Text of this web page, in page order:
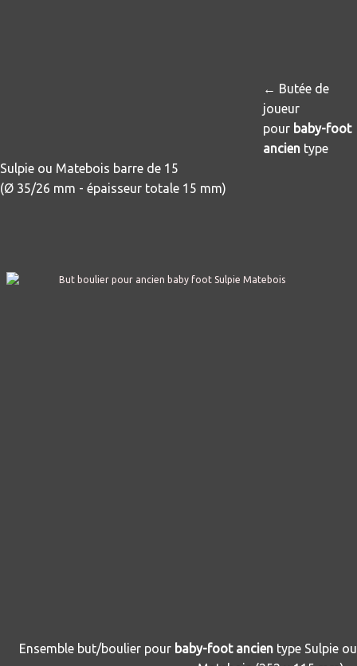
← Butée de
joueur
pour baby-foot
ancien type
Sulpie ou Matebois barre de 15
(Ø 35/26 mm - épaisseur totale 15 mm)
Ensemble but/boulier pour baby-foot ancien type Sulpie ou